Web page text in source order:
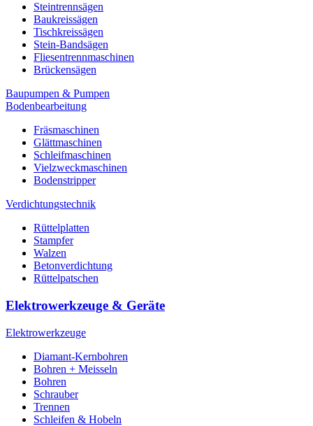
Steintrennsägen
Baukreissägen
Tischkreissägen
Stein-Bandsägen
Fliesentrennmaschinen
Brückensägen
Baupumpen & Pumpen
Bodenbearbeitung
Fräsmaschinen
Glättmaschinen
Schleifmaschinen
Vielzweckmaschinen
Bodenstripper
Verdichtungstechnik
Rüttelplatten
Stampfer
Walzen
Betonverdichtung
Rüttelpatschen
Elektrowerkzeuge & Geräte
Elektrowerkzeuge
Diamant-Kernbohren
Bohren + Meisseln
Bohren
Schrauber
Trennen
Schleifen & Hobeln